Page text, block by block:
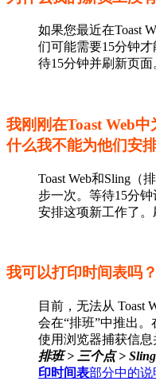
如果您最近在Toast
们可能需要15分钟才
待15分钟并刷新页面
我刚刚在Toast Web
什么我不能为他们安
Toast Web和Sling（
步一次。等待15分
安排这项新工作了。
我可以打印时间表吗？
目前，无法从 Toast
会在“排班”中推出
使用浏览器捕获信
排班 > 三个点 > Sling
印时间表部分中的